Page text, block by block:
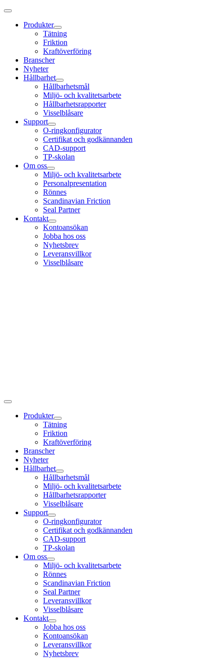
Produkter
Tätning
Friktion
Kraftöverföring
Branscher
Nyheter
Hållbarhet
Hållbarhetsmål
Miljö- och kvalitetsarbete
Hållbarhetsrapporter
Visselblåsare
Support
O-ringkonfigurator
Certifikat och godkännanden
CAD-support
TP-skolan
Om oss
Miljö- och kvalitetsarbete
Personalpresentation
Rönnes
Scandinavian Friction
Seal Partner
Kontakt
Kontoansökan
Jobba hos oss
Nyhetsbrev
Leveransvillkor
Visselblåsare
Produkter
Tätning
Friktion
Kraftöverföring
Branscher
Nyheter
Hållbarhet
Hållbarhetsmål
Miljö- och kvalitetsarbete
Hållbarhetsrapporter
Visselblåsare
Support
O-ringkonfigurator
Certifikat och godkännanden
CAD-support
TP-skolan
Om oss
Miljö- och kvalitetsarbete
Rönnes
Scandinavian Friction
Seal Partner
Leveransvillkor
Visselblåsare
Kontakt
Jobba hos oss
Kontoansökan
Leveransvillkor
Nyhetsbrev